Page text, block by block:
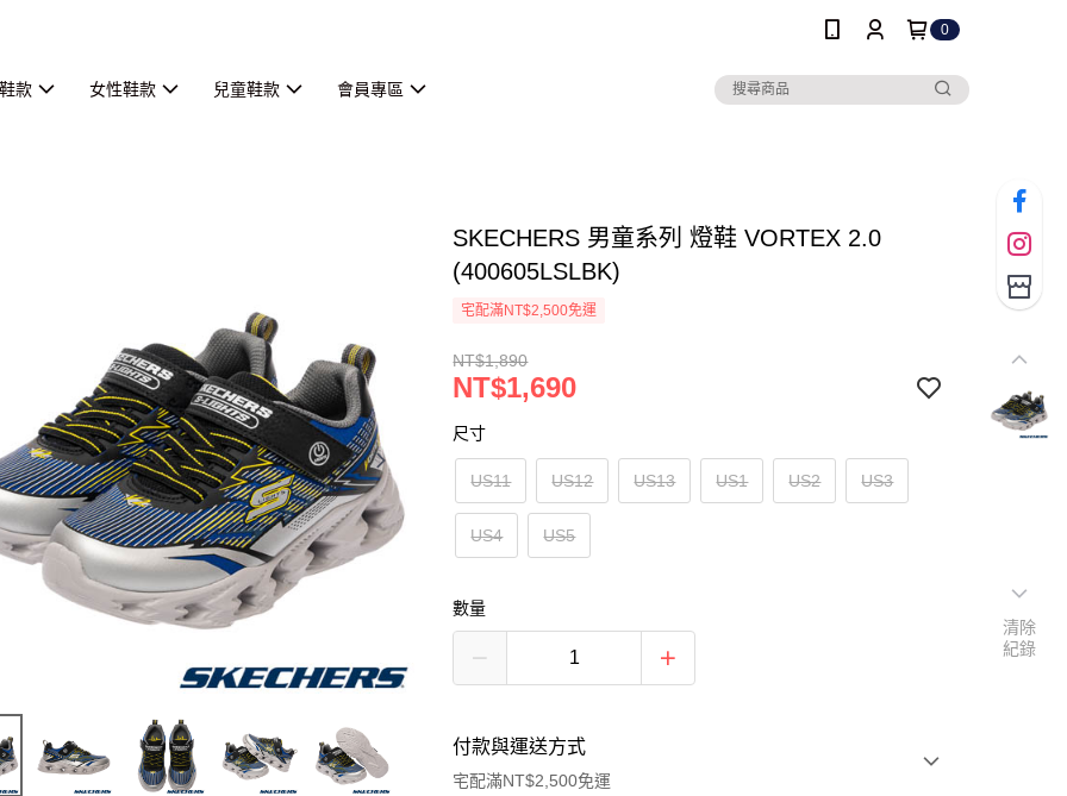
0
款 女性鞋款 兒童鞋款 會員專區
SKECHERS 男童系列 燈鞋 VORTEX 2.0
(400605LSLBK)
宅配滿NT$2,500免運
NT$1,890
NT$1,690
尺寸
US11 US12 US13 US1 US2 US3
US4 US5
數量
付款與運送方式
宅配滿NT$2,500免運
清除
紀錄